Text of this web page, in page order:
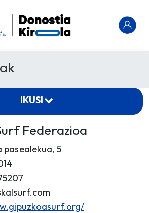
Federazioa
5
IKUSI